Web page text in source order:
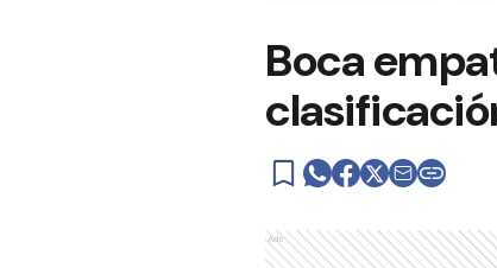
Boca
Ads